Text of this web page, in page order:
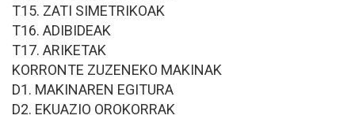
T15. ZATI SIMETRIKOAK
T16. ADIBIDEAK
T17. ARIKETAK
KORRONTE ZUZENEKO MAKINAK
D1. MAKINAREN EGITURA
D2. EKUAZIO OROKORRAK